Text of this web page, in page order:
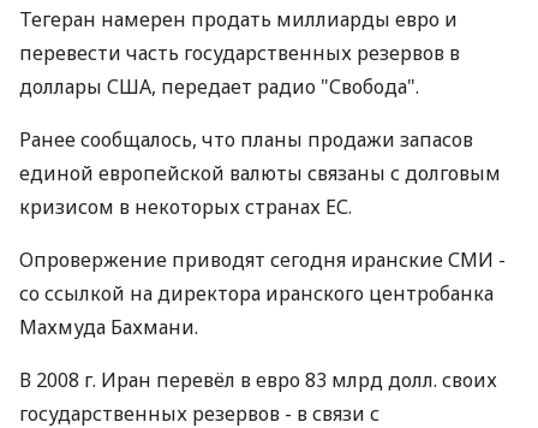
Тегеран намерен продать миллиарды евро и
перевести часть государственных резервов в
доллары США, передает радио "Свобода".
Ранее сообщалось, что планы продажи запасов
единой европейской валюты связаны с долговым
кризисом в некоторых странах ЕС.
Опровержение приводят сегодня иранские СМИ -
со ссылкой на директора иранского центробанка
Махмуда Бахмани.
В 2008 г. Иран перевёл в евро 83 млрд долл. своих
государственных резервов - в связи с